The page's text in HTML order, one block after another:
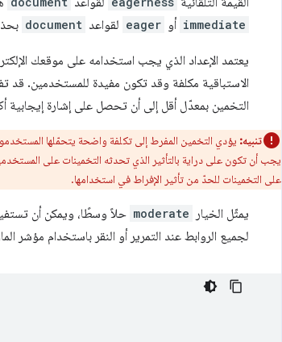
immediate أو eager لقواعد document
يعتمد الإعداد الذي يجب استخدامه على موقعك
الاستباقية مكلفة وقد تكون مفيدة للمستخدمين. قد
التخمين بمعدّل أقل إلى أن تحصل على إشارة إيجابية
تنبيه: يؤدي التخمين المفرط إلى تكلفة واضحة يتحمّلها المستخدمون
يجب أن تكون على دراية بالتأثير الذي تحدثه التخمينات على
على التخمينات للحدّ من تأثير الإفراط في استخدامها.
يمثّل الخيار moderate حلاً وسطًا، ويمكن أن
لجميع الروابط عند التمرير أو النقر باستخدام